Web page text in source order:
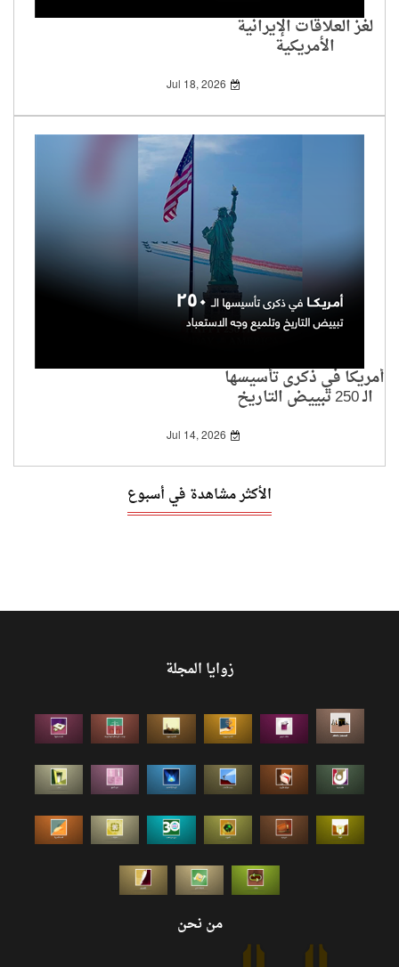
لغز العلاقات الإيرانية
الأمريكية
Jul 18, 2026
أمريكا في ذكرى تأسيسها
الـ 250 تبييض التاريخ
وتلميع وجه الاستعباد
Jul 14, 2026
الأكثر مشاهدة في أسبوع
زوايا المجلة
من نحن